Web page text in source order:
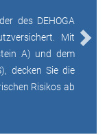
des DEHOGA
Mit
A) und dem
decken Sie die
Risikos ab
Next